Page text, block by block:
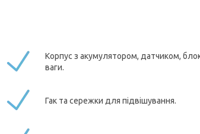
Корпус з акумулятором, датчиком,
ваги.
Гак та сережки для підвішування.